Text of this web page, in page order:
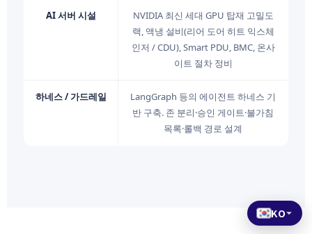
AI 서버 시설
NVIDIA 최신 세대 GPU 탑재 고밀도
랙, 액냉 설비(리어 도어 히트 익스체
인저 / CDU), Smart PDU, BMC, 온사
이트 절차 정비
하네스 / 가드레일
LangGraph 등의 에이전트 하네스 기
반 구축. 존 분리·승인 게이트·불가침
목록·롤백 경로 설계
KO